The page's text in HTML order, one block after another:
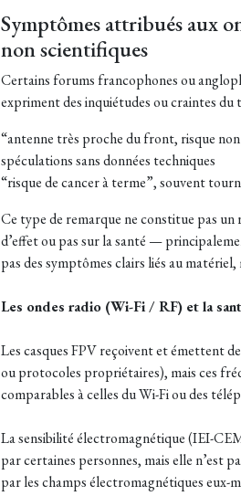
Symptômes attribués aux
non scientifiques
Certains forums francophones ou
expriment des inquiétudes ou craintes du
“antenne très proche du front, risque
spéculations sans données techniques
“risque de cancer à terme”, souvent
Ce type de remarque ne constitue pas
d’effet ou pas sur la santé —
pas des symptômes clairs liés au
Les ondes radio (Wi-Fi / RF) et la
Les casques FPV reçoivent et émettent
ou protocoles propriétaires), mais ces
comparables à celles du Wi-Fi ou des
La sensibilité électromagnétique (IEI-
par certaines personnes, mais elle n’est
par les champs électromagnétiques eux-